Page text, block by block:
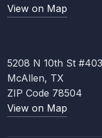
View on Map
5208 N 10th St
McAllen, TX
ZIP Code 78504
View on Map